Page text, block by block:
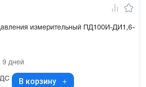
измерительный ПД100И-ДИ1,6-
9 дней
В корзину